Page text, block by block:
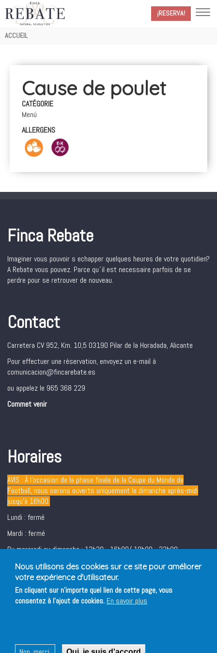
¡RESERVA!
Fil
ACCUEIL
Cause de poulet
CATÉGORIE
Menú
ALLERGENS
Finca Rebate
Imaginer vous pouvoir s echapper quelques heures de votre quotidien?
A Rebate vous pouvez. Parce qu´il est necessaire parfois de se
perdre pour se retrouver de nouveau.
Contact
Carretera CV 952, Km. 10,5 03190 Pilar de la Horadada, Alicante
Pour effectuer une réservation, envoyez un e-mail à
comunicacion@fincarebate.es
ou appelez le 965 368 229
Commet venir
Horaires
AVIS : À l’occasion de la phase finale de la Coupe du Monde de
Football, nous serons ouverts uniquement le dimanche après-midi
jusqu’à 16h00.
Lundi : fermé
Mardi : fermé
Du mercredi au dimanche : 12h30 - 16h00/ 19h00 - 22h00
Vendredi et samedi soir : 19h00 - 22h00
Nous utilisons des cookies sur ce site pour améliorer
votre expérience d'utilisateur.
En cliquant sur n'importe quel lien de cette page, vous
consentez à l'ajout de cookies. En savoir plus